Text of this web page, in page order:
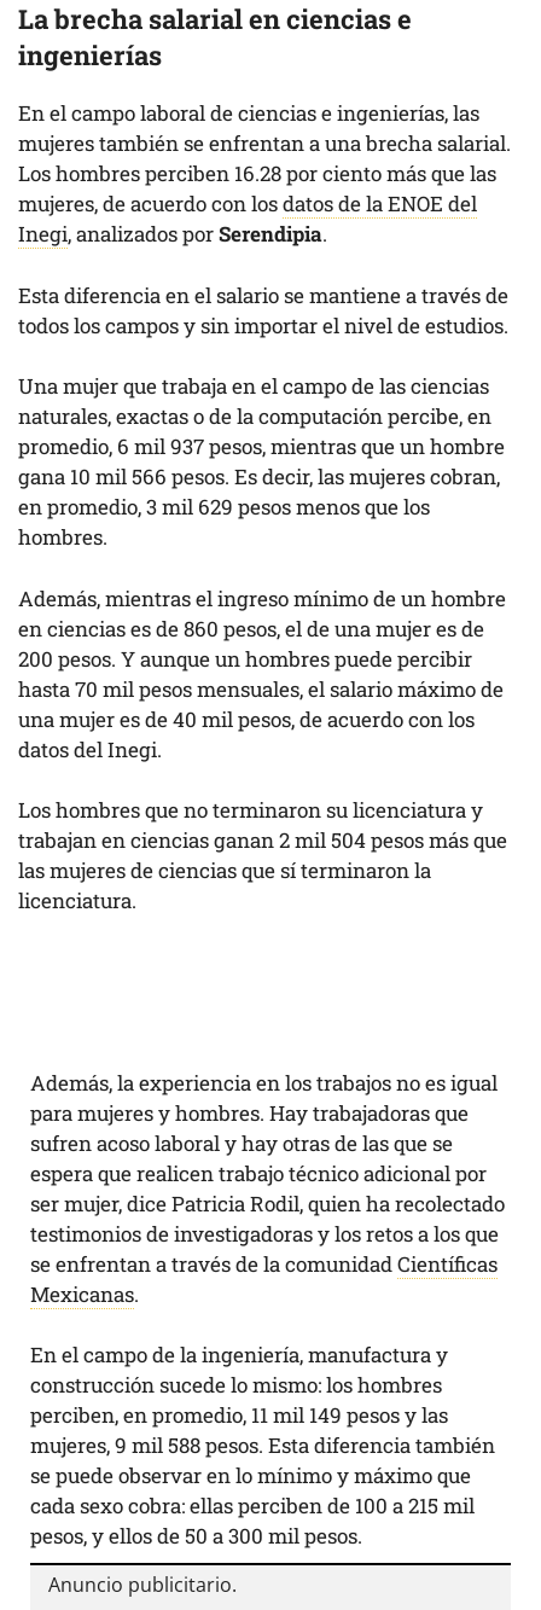
La brecha salarial en ciencias e
ingenierías
En el campo laboral de ciencias e ingenierías, las
mujeres también se enfrentan a una brecha salarial.
Los hombres perciben 16.28 por ciento más que las
mujeres, de acuerdo con losdatos de la ENOE del
Inegi, analizados porSerendipia.
Esta diferencia en el salario se mantiene a través de
todos los campos y sin importar el nivel de estudios.
Una mujer que trabaja en el campo de las ciencias
naturales, exactas o de la computación percibe, en
promedio, 6 mil 937 pesos, mientras que un hombre
gana 10 mil 566 pesos. Es decir, las mujeres cobran,
en promedio, 3 mil 629 pesos menos que los
hombres.
Además, mientras el ingreso mínimo de un hombre
en ciencias es de 860 pesos, el de una mujer es de
200 pesos. Y aunque un hombres puede percibir
hasta 70 mil pesos mensuales, el salario máximo de
una mujer es de 40 mil pesos, de acuerdo con los
datos del Inegi.
Los hombres que no terminaron su licenciatura y
trabajan en ciencias ganan 2 mil 504 pesos más que
las mujeres de ciencias que sí terminaron la
licenciatura.
Además, la experiencia en los trabajos no es igual
para mujeres y hombres. Hay trabajadoras que
sufren acoso laboral y hay otras de las que se
espera que realicen trabajo técnico adicional por
ser mujer, dice Patricia Rodil, quien ha recolectado
testimonios de investigadoras y los retos a los que
se enfrentan a través de la comunidad Científicas
Mexicanas.
En el campo de la ingeniería, manufactura y
construcción sucede lo mismo: los hombres
perciben, en promedio, 11 mil 149 pesos y las
mujeres, 9 mil 588 pesos. Esta diferencia también
se puede observar en lo mínimo y máximo que
cada sexo cobra: ellas perciben de 100 a 215 mil
pesos, y ellos de 50 a 300 mil pesos.